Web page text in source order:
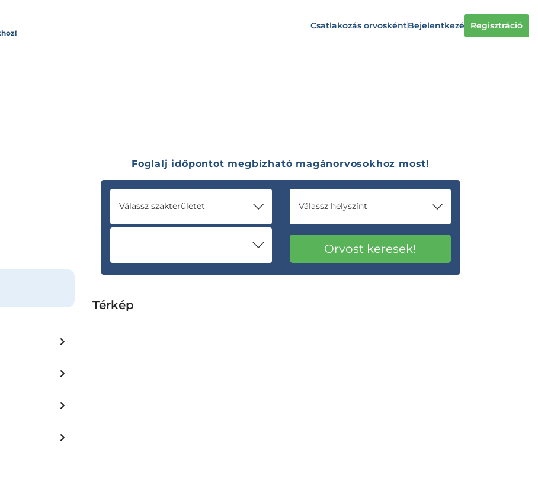
Csatlakozás orvoskéntBejelentkezés Regisztráció
Foglalj időpontot megbízható magánorvosokhoz most!
Válassz szakterületet Válassz helyszínt
Térkép